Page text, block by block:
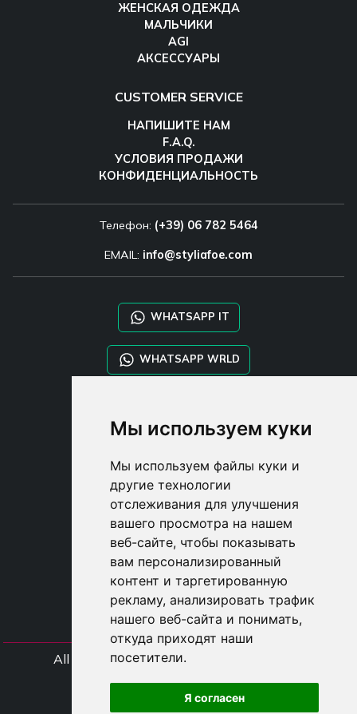
Мы используем куки
Мы используем файлы куки и
другие технологии
отслеживания для улучшения
вашего просмотра на нашем
веб-сайте, чтобы показывать
вам персонализированный
контент и таргетированную
рекламу, анализировать трафик
нашего веб-сайта и понимать,
откуда приходят наши
посетители.
Я согласен
ЖЕНСКАЯ ОДЕЖДА
МАЛЬЧИКИ
AGI
АКСЕССУАРЫ
CUSTOMER SERVICE
НАПИШИТЕ НАМ
F.A.Q.
УСЛОВИЯ ПРОДАЖИ
КОНФИДЕНЦИАЛЬНОСТЬ
Телефон: (+39) 06 782 5464
EMAIL: info@styliafoe.com
WHATSAPP IT
WHATSAPP WRLD
SHOP B2B
DROPSHIPPING
USER
SUBSCRIBE
ВОЙДИТЕ
All rights Styliafoe s.r.l. © 2025 - Код НДС